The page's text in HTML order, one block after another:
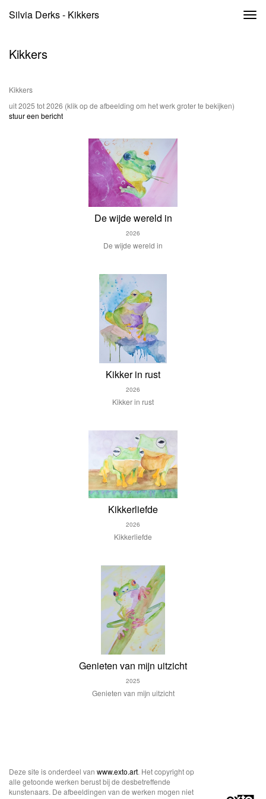
Silvia Derks - Kikkers
Kikkers
Kikkers
uit 2025 tot 2026 (klik op de afbeelding om het werk groter te bekijken)
stuur een bericht
De wijde wereld in
2026
De wijde wereld in
Kikker in rust
2026
Kikker in rust
Kikkerliefde
2026
Kikkerliefde
Genieten van mijn uitzicht
2025
Genieten van mijn uitzicht
Deze site is onderdeel van www.exto.art. Het copyright op
alle getoonde werken berust bij de desbetreffende
kunstenaars. De afbeeldingen van de werken mogen niet